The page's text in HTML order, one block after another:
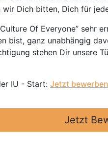
Dich bitten, Dich für
Of Everyone” sehr
bist, ganz unabhängig
stehen Dir unsere
IU - Start: Jetzt
Jetzt